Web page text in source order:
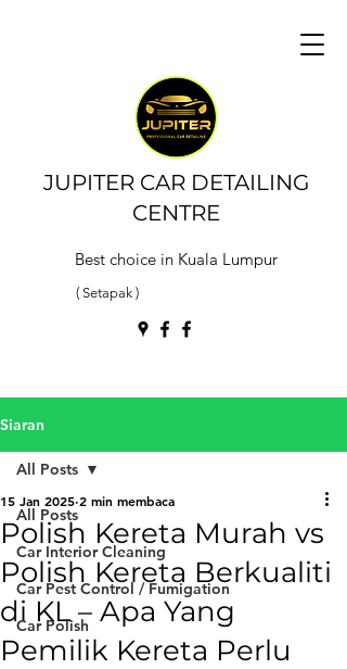
JUPITER CAR DETAILING
CENTRE
Best choice in Kuala Lumpur
( Setapak )
Siaran
All Posts
Car Interior Cleaning
Car Pest Control / Fumigation
Car Polish
All Posts
Polish Kereta Murah vs
Polish Kereta Berkualiti
di KL – Apa Yang
Pemilik Kereta Perlu
15 Jan 2025 2 min membaca